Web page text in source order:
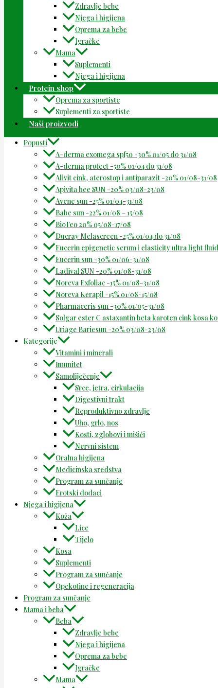
Zdravlje bebe
Njega i higijena
Oprema za bebe
Igračke
Mama
Suplementi
Njega i higijena
Protein shop
Oprema za sportiste
Suplementi za sportiste
Naši proizvodi
Popusti
A-derma exomega spf50 -30% 01/05 do 31/08
A-derma protect -50% 01/04 do 31/08
Alivit cink, aterostop i antiparazit -20% 01/08-31/08
Apivita bee SUN -20% 03/08-23/08
Avene sun -25% 01/04-31/08
Babe sun -22% 01/08 – 15/08
BioTeo 20% 05/08-17/08
Ducray Melascreen -25% 01/04 do 31/08
Eucerin epigenetic serum i elasticity ultra light
Eucerin sun -30% 01/06-31/08
Ladival SUN -20% 01/08-31/08
Noreva Exfoliac -15% 01/08-31/08
Noreva Kerapil -15% 01/08-15/08
Pharmaceris sun -30% 01/05-31/08
Solgar ester C astaxantin beta karoten cink kosa
Uriage Bariesun -20% 03/08-23/08
Kategorije
Vitamini i minerali
Imunitet
Samoliječenje
Srce, jetra, cirkulacija
Digestivni trakt
Reproduktivno zdravlje
Uho, grlo, nos
Kosti, zglobovi i mišići
Nervni sistem
Oralna higijena
Medicinska sredstva
Program za sunčanje
Erotski dodaci
Njega i higijena
Koža
Lice
Tijelo
Kosa
Suplementi
Program za sunčanje
Opekotine i regeneracija
Program za sunčanje
Mama i beba
Beba
Zdravlje bebe
Njega i higijena
Oprema za bebe
Igračke
Mama